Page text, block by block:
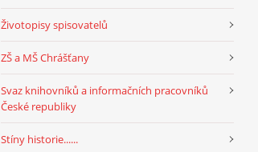
Životopisy spisovatelů
ZŠ a MŠ Chrášťany
Svaz knihovníků a informačních pracovníků
České republiky
Stíny historie......